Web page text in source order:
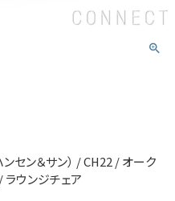
セン＆サン） / CH22 / オーク
ラウンジチェア